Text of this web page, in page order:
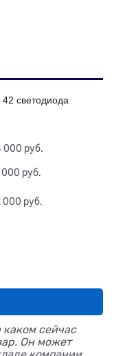
42 светодиода
000 руб.
000 руб.
000 руб.
каком сейчас
Он может